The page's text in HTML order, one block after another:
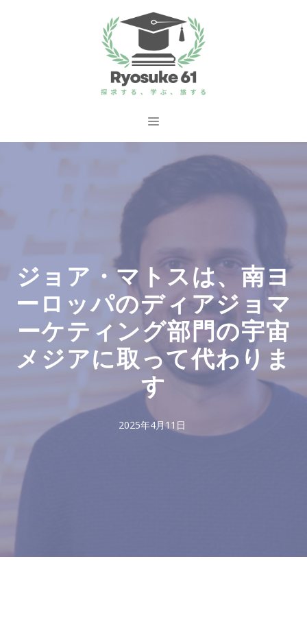
ス
プ
メ
ニ
ジョア・マトスは、南ヨ
ーロッパのディアジョマ
ーケティング部門の宇宙
メジアに取って代わりま
す
2025年4月11日